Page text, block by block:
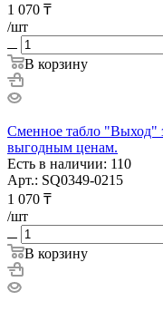
1 070 ₸
/шт
В корзину
Сменное табло "Выход"
выгодным ценам.
Есть в наличии: 110
Арт.: SQ0349-0215
1 070 ₸
/шт
В корзину